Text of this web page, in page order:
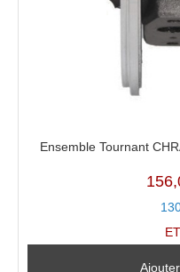
Ensemble Tournant